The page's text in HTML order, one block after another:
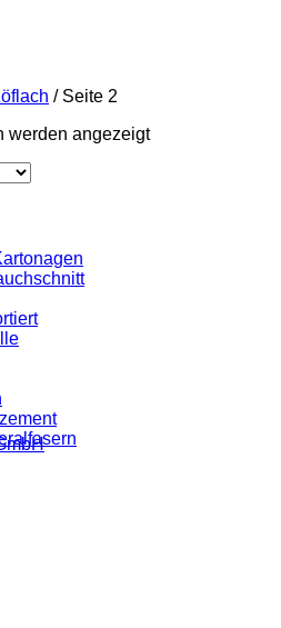
/Seite 2
werden angezeigt